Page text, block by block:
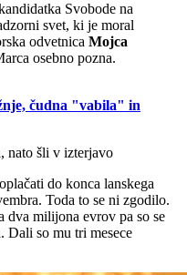
Svobode na
svet, ki je moral
odvetnica Mojca
osebno pozna.
čudna "vabila" in
nato šli v izterjavo
do konca lanskega
Toda to se ni zgodilo.
dva milijona evrov pa so se
Dali so mu tri mesece